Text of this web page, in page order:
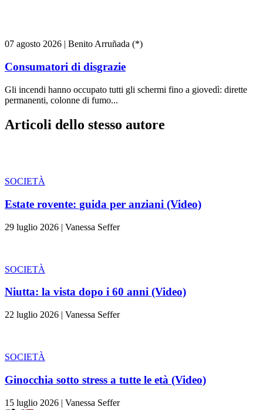
07 agosto 2026 | Benito Arruñada (*)
Consumatori di disgrazie
Gli incendi hanno occupato tutti gli schermi fino a giovedì: dirette
permanenti, colonne di fumo...
Articoli dello stesso autore
SOCIETÀ
Estate rovente: guida per anziani (Video)
29 luglio 2026 | Vanessa Seffer
SOCIETÀ
Niutta: la vista dopo i 60 anni (Video)
22 luglio 2026 | Vanessa Seffer
SOCIETÀ
Ginocchia sotto stress a tutte le età (Video)
15 luglio 2026 | Vanessa Seffer